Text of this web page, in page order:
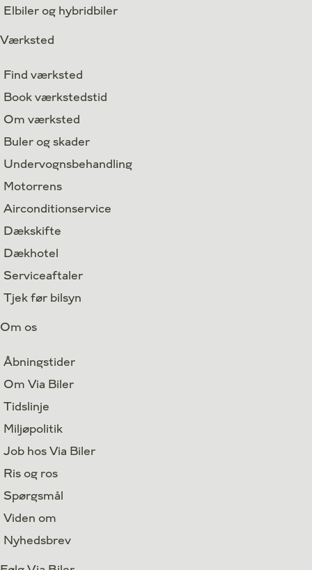
Elbiler og hybridbiler
Værksted
Find værksted
Book værkstedstid
Om værksted
Buler og skader
Undervognsbehandling
Motorrens
Airconditionservice
Dækskifte
Dækhotel
Serviceaftaler
Tjek før bilsyn
Om os
Åbningstider
Om Via Biler
Tidslinje
Miljøpolitik
Job hos Via Biler
Ris og ros
Spørgsmål
Viden om
Nyhedsbrev